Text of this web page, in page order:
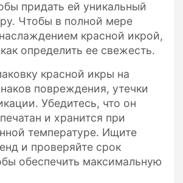
придать ей уникальный
Чтобы в полной мере
красной икрой,
определить ее свежесть.
красной икры на
повреждения, утечки
Убедитесь, что он
и хранится при
температуре. Ищите
и проверяйте срок
обеспечить максимальную